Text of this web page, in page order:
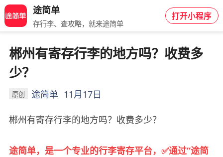
途简单
存行李、查攻略，就来途简单
打开小程序
郴州有寄存行李的地方吗？收费多
少？
原创 途简单 11月17日
郴州有寄存行李的地方吗？收费多少？
途简单，是一个专业的行李寄存平台， ✅通过“途简